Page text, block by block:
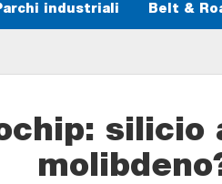
industriali Belt &
silicio